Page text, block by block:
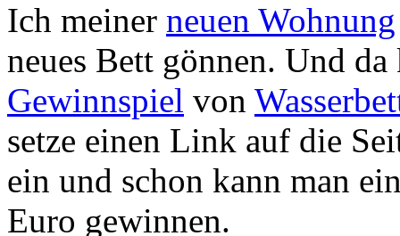
Ich meiner neuen Wohnung
neues Bett gönnen. Und
Gewinnspiel von
setze einen Link auf die
ein und schon kann man
Euro gewinnen.